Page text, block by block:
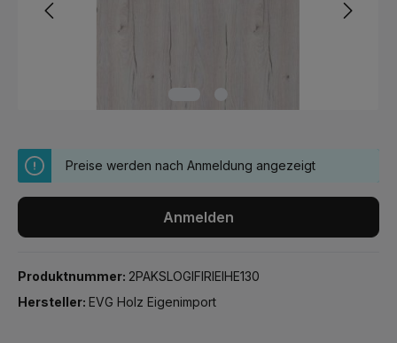
Preise werden nach Anmeldung angezeigt
Anmelden
Produktnummer: 2PAKSLOGIFIRIEIHE130
Hersteller: EVG Holz Eigenimport